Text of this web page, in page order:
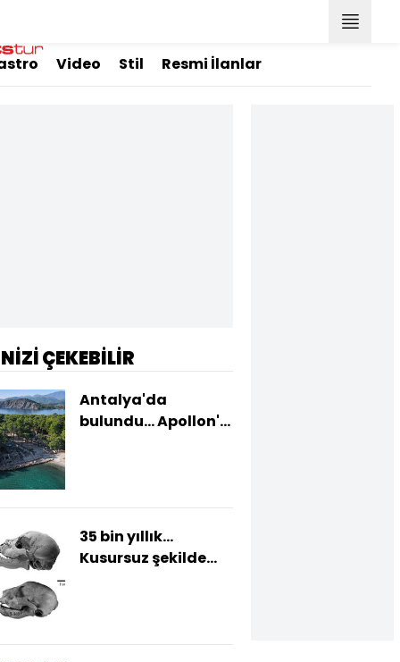
Video Stil Resmi İlanlar
ÇEKEBİLİR
Antalya'da
bulundu... Apollon'a
35 bin yıllık...
Kusursuz şekilde